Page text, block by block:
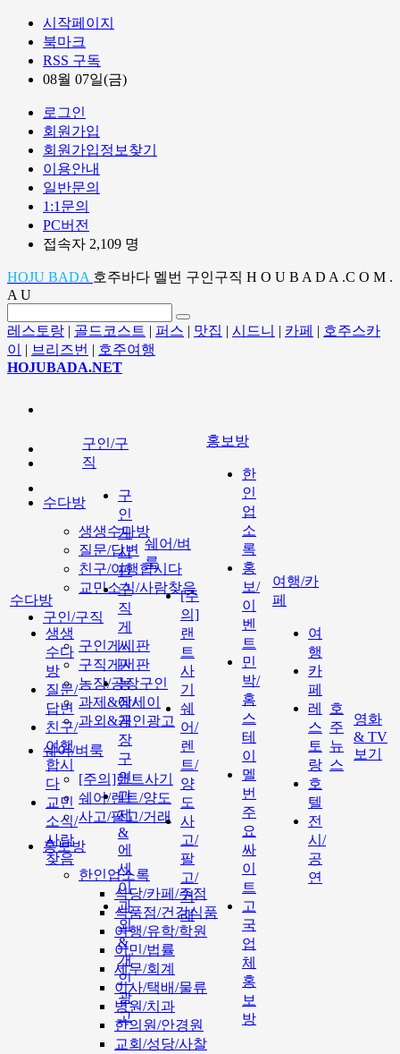
시작페이지
북마크
RSS 구독
08월 07일(금)
로그인
회원가입
회원가입정보찾기
이용안내
일반문의
1:1문의
PC버전
접속자 2,109 명
HOJU BADA 호주바다 멜번 구인구직 H O U B A D A .C O M .
A U
레스토랑 | 골드코스트 | 퍼스 | 맛집 | 시드니 | 카페 | 호주스카
이
| 브리즈번 | 호주여행
HOJUBADA.NET
수다방
생생수다방
질문/답변
친구/여행합시다
교민소식/사람찾음
구인/구직
구인게시판
구직게시판
농장/공장구인
과제&에세이
과외&개인광고
쉐어/벼룩
[주의]랜트사기
쉐어/렌트/양도
사고/팔고/거래
홍보방
한인업소록
식당/카페/주점
식품점/건강식품
여행/유학/학원
이민/법률
세무/회계
이사/택배/물류
병원/치과
한의원/안경원
교회/성당/사찰
수다방
생생
수다
방
질문/
답변
친구/
여행
합시
다
교민
소식/
사람
찾음
구인/구
직
구
인
게
시
판
구
직
게
시
판
농
장/
공
장
구
인
과
제
&
에
세
이
과
외
&
개
인
광
고
쉐어/벼
룩
[주
의]
랜
트
사
기
쉐
어/
렌
트/
양
도
사
고/
팔
고/
거
래
홍보방
한
인
업
소
록
홍
보/
이
벤
트
민
박/
홈
스
테
이
멜
번
주
요
싸
이
트
고
국
업
체
홍
보
방
여행/카
페
여
행
카
페
레
스
토
랑
호
텔
전
시/
공
연
호
주
뉴
스
영화
& TV
보기